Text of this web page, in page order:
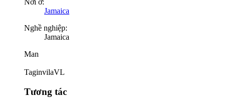
Nơi ở:
Jamaica
Nghề nghiệp:
Jamaica
Man
TaginvilaVL
Tương tác